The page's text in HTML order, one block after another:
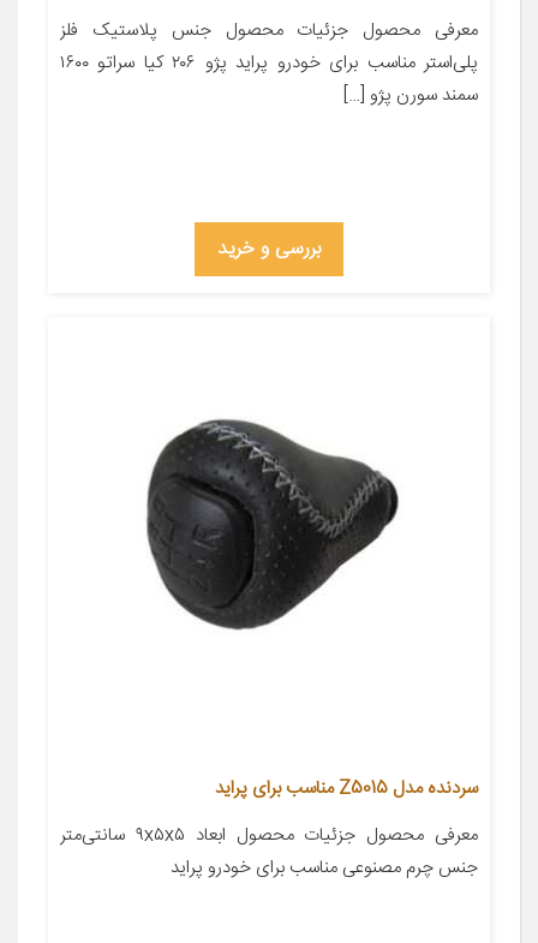
معرفی محصول جزئیات محصول جنس پلاستیک فلز
پلی‌استر مناسب برای خودرو پراید پژو ۲۰۶ کیا سراتو ۱۶۰۰
سمند سورن پژو […]
بررسی و خرید
سردنده مدل Z5015 مناسب برای پراید
معرفی محصول جزئیات محصول ابعاد ۹x۵x۵ سانتی‌متر
جنس چرم مصنوعی مناسب برای خودرو پراید